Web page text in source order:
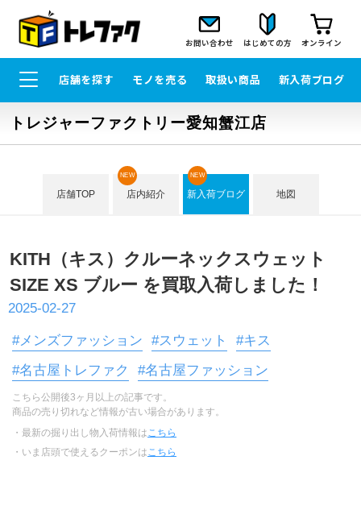
お問い合わせ はじめての方 オンライン
店舗を探す モノを売る 取扱い商品 新入荷ブログ
トレジャーファクトリー愛知蟹江店
店舗TOP 店内紹介
NEW
新入荷ブログ
NEW
地図
KITH（キス）クルーネックスウェット
SIZE XS ブルー を買取入荷しました！
2025-02-27
#メンズファッション #スウェット
#キス
#名古屋トレファク
#名古屋ファッション
こちら公開後3ヶ月以上の記事です。
商品の売り切れなど情報が古い場合があります。
・最新の掘り出し物入荷情報は こちら
・いま店頭で使えるクーポンは こちら